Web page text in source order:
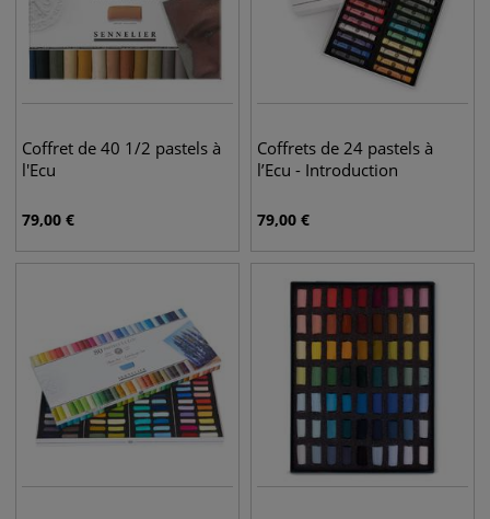
Coffret de 40 1/2 pastels à
l'Ecu
79,00 €
Coffrets de 24 pastels à
l’Ecu - Introduction
79,00 €